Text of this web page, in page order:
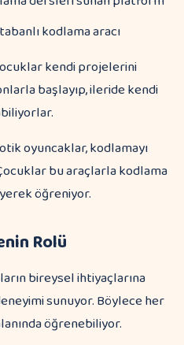
kodlama aracı
kendi projelerini
başlayıp, ileride kendi
oyuncaklar, kodlamayı
bu araçlarla kodlama
öğreniyor.
Rolü
bireysel ihtiyaçlarına
sunuyor. Böylece her
öğrenebiliyor.